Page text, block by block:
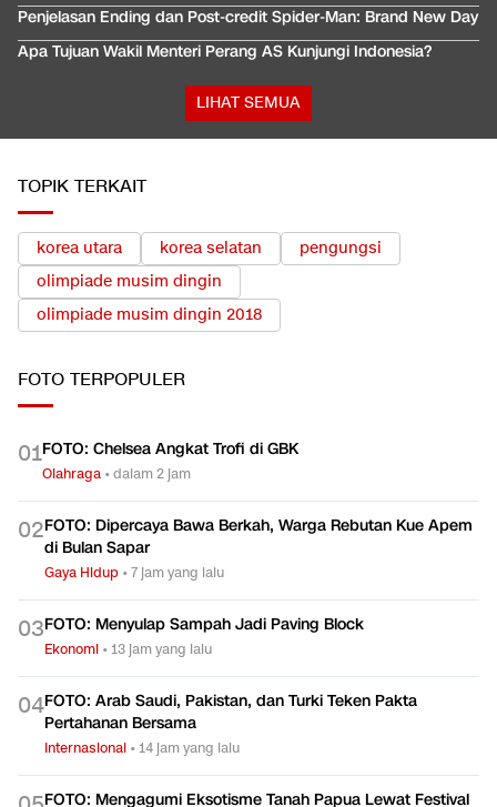
Penjelasan Ending dan Post-credit Spider-Man: Brand New Day
Apa Tujuan Wakil Menteri Perang AS Kunjungi Indonesia?
LIHAT SEMUA
TOPIK TERKAIT
korea utara korea selatan
pengungsi
olimpiade musim dingin
olimpiade musim dingin 2018
FOTO TERPOPULER
01FOTO: Chelsea Angkat Trofi di GBK
Olahraga •dalam 2 jam
02FOTO: Dipercaya Bawa Berkah, Warga Rebutan Kue Apem
di Bulan Sapar
Gaya Hidup •7 jam yang lalu
03FOTO: Menyulap Sampah Jadi Paving Block
Ekonomi •13 jam yang lalu
04FOTO: Arab Saudi, Pakistan, dan Turki Teken Pakta
Pertahanan Bersama
Internasional •14 jam yang lalu
FOTO: Mengagumi Eksotisme Tanah Papua Lewat Festival